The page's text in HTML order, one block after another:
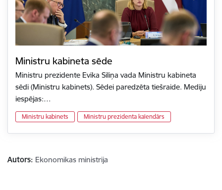
Ministru kabineta sēde
Ministru prezidente Evika Siliņa vada Ministru kabineta
sēdi (Ministru kabinets). Sēdei paredzēta tiešraide. Mediju
iespējas:…
Ministru kabinets Ministru prezidenta kalendārs
Autors: Ekonomikas ministrija